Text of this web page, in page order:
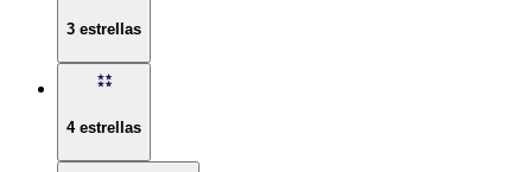
3 estrellas
4 estrellas